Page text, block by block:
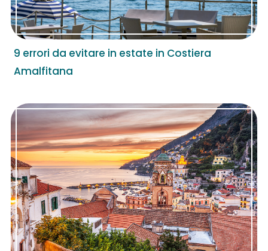
9 errori da evitare in estate in Costiera
Amalfitana